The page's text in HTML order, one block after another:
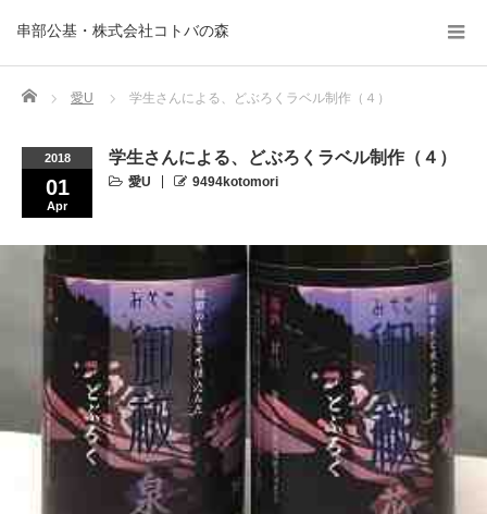
串部公基・株式会社コトバの森
Home 愛U 学生さんによる、どぶろくラベル制作（４）
2018
01
Apr
学生さんによる、どぶろくラベル制作（４）
愛U 9494kotomori